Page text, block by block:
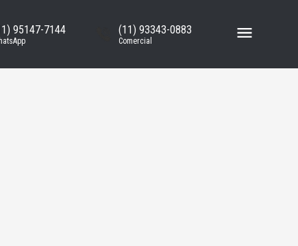
95147-7144 (11) 93343-0883
Comercial